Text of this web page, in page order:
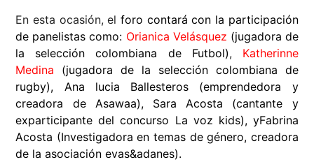
En esta ocasión, el foro contará con la participación
de panelistas como: Orianica Velásquez (jugadora de
la selección colombiana de Futbol), Katherinne
Medina (jugadora de la selección colombiana de
rugby), Ana lucia Ballesteros (emprendedora y
creadora de Asawaa), Sara Acosta (cantante y
exparticipante del concurso La voz kids), yFabrina
Acosta (Investigadora en temas de género, creadora
de la asociación evas&adanes).